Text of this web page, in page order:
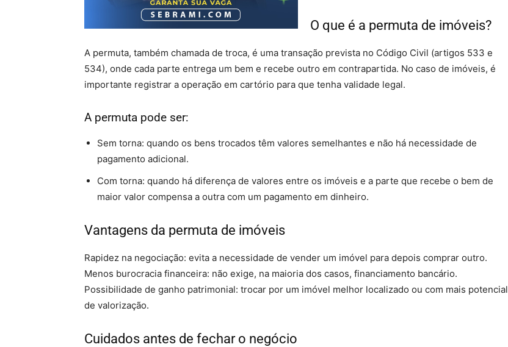
O que é a permuta de imóveis?
A permuta, também chamada de troca, é uma transação prevista no Código Civil (artigos 533 e
534), onde cada parte entrega um bem e recebe outro em contrapartida. No caso de imóveis, é
importante registrar a operação em cartório para que tenha validade legal.
A permuta pode ser:
Sem torna: quando os bens trocados têm valores semelhantes e não há necessidade de
pagamento adicional.
Com torna: quando há diferença de valores entre os imóveis e a parte que recebe o bem de
maior valor compensa a outra com um pagamento em dinheiro.
Vantagens da permuta de imóveis
Rapidez na negociação: evita a necessidade de vender um imóvel para depois comprar outro.
Menos burocracia financeira: não exige, na maioria dos casos, financiamento bancário.
Possibilidade de ganho patrimonial: trocar por um imóvel melhor localizado ou com mais potencial
de valorização.
Cuidados antes de fechar o negócio